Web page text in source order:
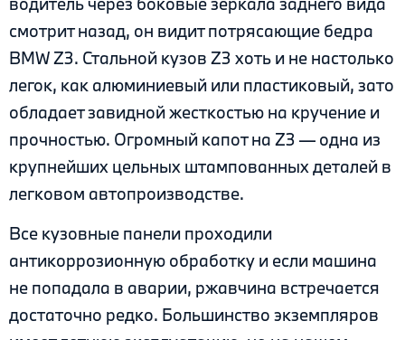
смотрит назад, он видит потрясающие бедра
BMW Z3. Стальной кузов Z3 хоть и не настолько
легок, как алюминиевый или пластиковый, зато
обладает завидной жесткостью на кручение и
прочностью. Огромный капот на Z3 — одна из
крупнейших цельных штампованных деталей в
легковом автопроизводстве.
Все кузовные панели проходили
антикоррозионную обработку и если машина
не попадала в аварии, ржавчина встречается
достаточно редко. Большинство экземпляров